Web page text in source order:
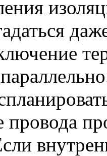
провода